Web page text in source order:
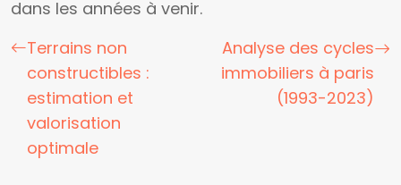
dans les années à venir.
Terrains non
constructibles :
estimation et
valorisation
optimale
Analyse des cycles
immobiliers à paris
(1993-2023)